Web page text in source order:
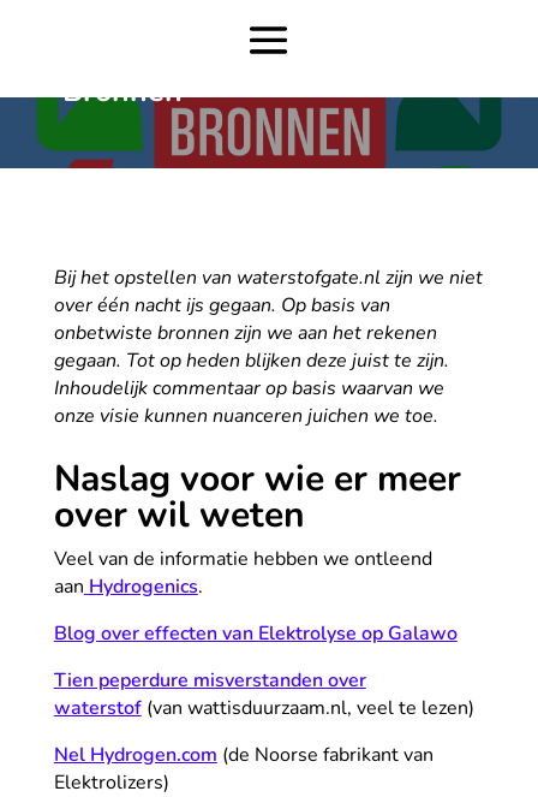
Bronnen
Bij het opstellen van waterstofgate.nl zijn we niet
over één nacht ijs gegaan. Op basis van
onbetwiste bronnen zijn we aan het rekenen
gegaan. Tot op heden blijken deze juist te zijn.
Inhoudelijk commentaar op basis waarvan we
onze visie kunnen nuanceren juichen we toe.
Naslag voor wie er meer
over wil weten
Veel van de informatie hebben we ontleend
aan Hydrogenics.
Blog over effecten van Elektrolyse op Galawo
Tien peperdure misverstanden over
waterstof (van wattisduurzaam.nl, veel te lezen)
Nel Hydrogen.com (de Noorse fabrikant van
Elektrolizers)